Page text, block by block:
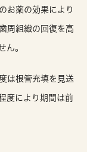
お薬の効果により
周組織の回復を高
ん。
は根管充填を見送
度により期間は前